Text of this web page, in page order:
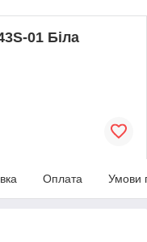
01 Біла
Оплата Умови